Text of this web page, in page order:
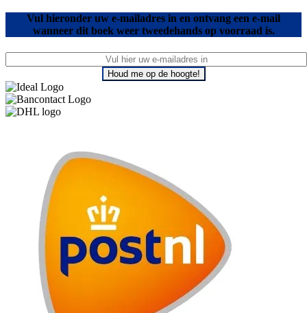
Vul hieronder uw e-mailadres in en ontvang een e-mail
wanneer dit boek weer tweedehands op voorraad is.
Houd me op de hoogte!